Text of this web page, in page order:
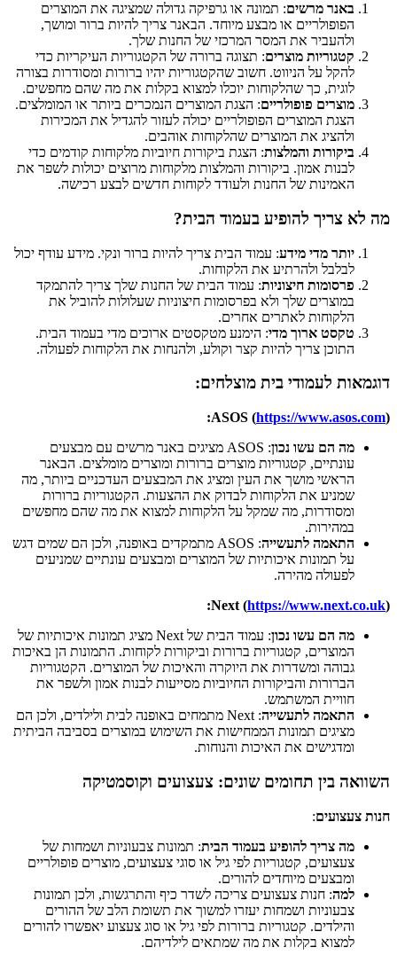
באנר מרשים: תמונה או גרפיקה גדולה שמציגה את המוצרים
הפופולריים או מבצע מיוחד. הבאנר צריך להיות ברור ומושך,
ולהעביר את המסר המרכזי של החנות שלך.
קטגוריות מוצרים: תצוגה ברורה של הקטגוריות העיקריות כדי
להקל על הניווט. חשוב שהקטגוריות יהיו ברורות ומסודרות בצורה
לוגית, כך שהלקוחות יוכלו למצוא בקלות את מה שהם מחפשים.
מוצרים פופולריים: הצגת המוצרים הנמכרים ביותר או המומלצים.
הצגת המוצרים הפופולריים יכולה לעזור להגדיל את המכירות
ולהציג את המוצרים שהלקוחות אוהבים.
ביקורות והמלצות: הצגת ביקורות חיוביות מלקוחות קודמים כדי
לבנות אמון. ביקורות והמלצות מלקוחות מרוצים יכולות לשפר את
האמינות של החנות ולעודד לקוחות חדשים לבצע רכישה.
מה לא צריך להופיע בעמוד הבית?
יותר מדי מידע: עמוד הבית צריך להיות ברור ונקי. מידע עודף יכול
לבלבל ולהרתיע את הלקוחות.
פרסומות חיצוניות: עמוד הבית של החנות שלך צריך להתמקד
במוצרים שלך ולא בפרסומות חיצוניות שעלולות להוביל את
הלקוחות לאתרים אחרים.
טקסט ארוך מדי: הימנע מטקסטים ארוכים מדי בעמוד הבית.
התוכן צריך להיות קצר וקולע, ולהנחות את הלקוחות לפעולה.
דוגמאות לעמודי בית מוצלחים:
ASOS (https://www.asos.com):
מה הם עשו נכון
: ASOS מציגים באנר מרשים עם מבצעים
עונתיים, קטגוריות מוצרים ברורות ומוצרים מומלצים. הבאנר
הראשי מושך את העין ומציג את המבצעים העדכניים ביותר, מה
שמניע את הלקוחות לבדוק את ההצעות. הקטגוריות ברורות
ומסודרות, מה שמקל על הלקוחות למצוא את מה שהם מחפשים
במהירות.
התאמה לתעשייה
: ASOS מתמקדים באופנה, ולכן הם שמים דגש
על תמונות איכותיות של המוצרים ומבצעים עונתיים שמניעים
לפעולה מהירה.
Next (https://www.next.co.uk):
מה הם עשו נכון
: עמוד הבית של Next מציג תמונות איכותיות של
המוצרים, קטגוריות ברורות וביקורות לקוחות. התמונות הן באיכות
גבוהה ומשדרות את היוקרה והאיכות של המוצרים. הקטגוריות
הברורות והביקורות החיוביות מסייעות לבנות אמון ולשפר את
חוויית המשתמש.
התאמה לתעשייה
: Next מתמחים באופנה לבית ולילדים, ולכן הם
מציגים תמונות הממחישות את השימוש במוצרים בסביבה הביתית
ומדגישים את האיכות והנוחות.
השוואה בין תחומים שונים: צעצועים וקוסמטיקה
חנות צעצועים:
מה צריך להופיע בעמוד הבית: תמונות צבעוניות ושמחות של
צעצועים, קטגוריות לפי גיל או סוגי צעצועים, מוצרים פופולריים
ומבצעים מיוחדים להורים.
למה: חנות צעצועים צריכה לשדר כיף והתרגשות, ולכן תמונות
צבעוניות ושמחות יעזרו למשוך את תשומת הלב של ההורים
והילדים. קטגוריות ברורות לפי גיל או סוג צעצוע יאפשרו להורים
למצוא בקלות את מה שמתאים לילדיהם.